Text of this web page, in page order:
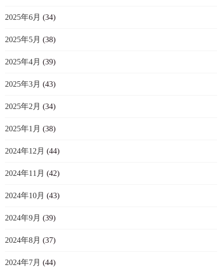
2025年6月 (34)
2025年5月 (38)
2025年4月 (39)
2025年3月 (43)
2025年2月 (34)
2025年1月 (38)
2024年12月 (44)
2024年11月 (42)
2024年10月 (43)
2024年9月 (39)
2024年8月 (37)
2024年7月 (44)